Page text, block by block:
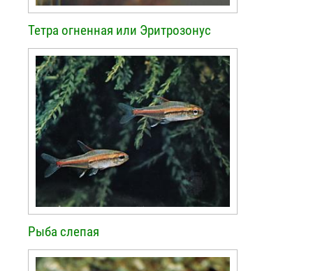
Тетра огненная или Эритрозонус
Рыба слепая